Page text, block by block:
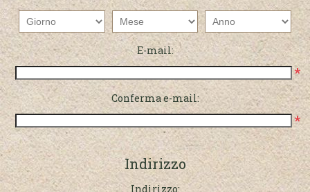
E-mail:
*
Conferma e-mail:
*
Indirizzo
Indirizzo: